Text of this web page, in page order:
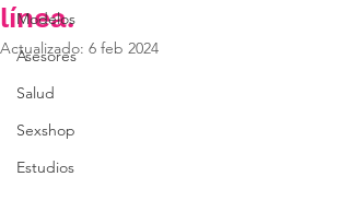
Modelos
Asesores
Salud
Sexshop
Estudios
línea.
Actualizado: 6 feb 2024